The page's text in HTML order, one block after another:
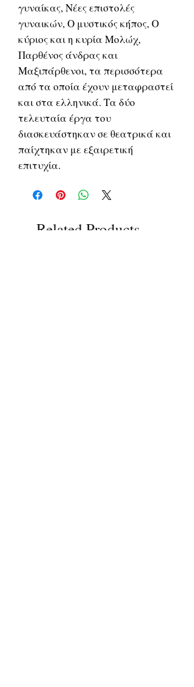
γυναίκας, Νέες επιστολές
γυναικών, Ο μυστικός κήπος, Ο
κύριος και η κυρία Μολώχ,
Παρθένος άνδρας και
Μαξιπάρθενοι, τα περισσότερα
από τα οποία έχουν μεταφραστεί
και στα ελληνικά. Τα δύο
τελευταία έργα του
διασκευάστηκαν σε θεατρικά και
παίχτηκαν με εξαιρετική
επιτυχία.
Related Products